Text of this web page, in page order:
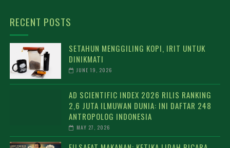
RECENT POSTS
SETAHUN MENGGILING KOPI, IRIT UNTUK
DINIKMATI
JUNE 19, 2026
AD SCIENTIFIC INDEX 2026 RILIS RANKING
2,6 JUTA ILMUWAN DUNIA: INI DAFTAR 248
ANTROPOLOG INDONESIA
MAY 27, 2026